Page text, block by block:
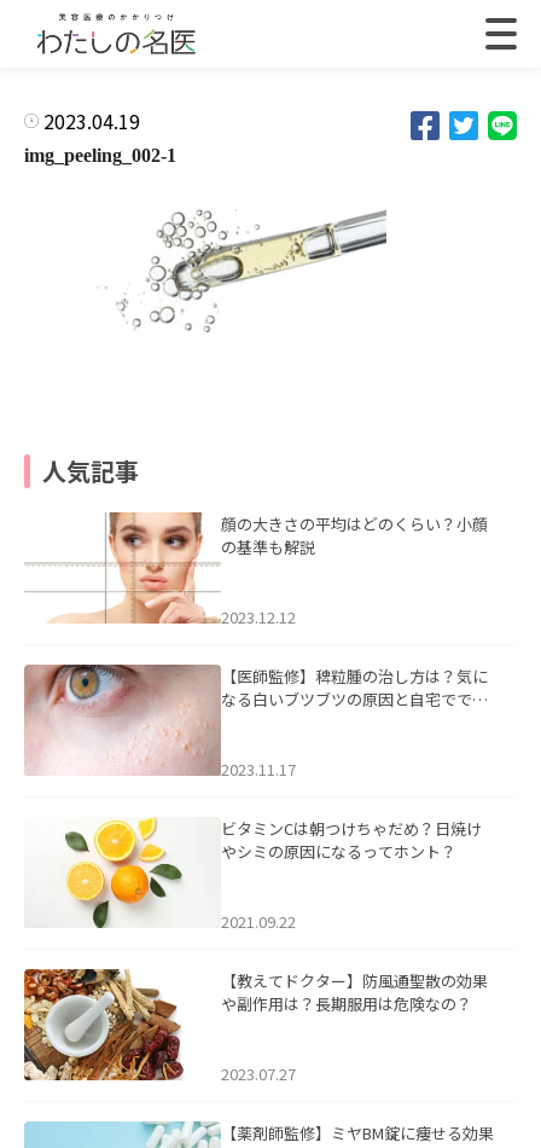
2023.04.19
img_peeling_002-1
人気記事
顔の大きさの平均はどのくらい？小顔
の基準も解説
2023.12.12
【医師監修】稗粒腫の治し方は？気に
なる白いブツブツの原因と自宅ででき
2023.11.17
ビタミンCは朝つけちゃだめ？日焼け
やシミの原因になるってホント？
2021.09.22
【教えてドクター】防風通聖散の効果
や副作用は？長期服用は危険なの？
2023.07.27
【薬剤師監修】ミヤBM錠に痩せる効果